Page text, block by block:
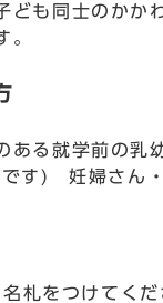
ども同士のかか
。
ある就学前の乳
です) 妊婦さん
札をつけてくだ